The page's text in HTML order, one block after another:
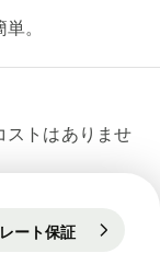
。
ストはありませ
ート保証